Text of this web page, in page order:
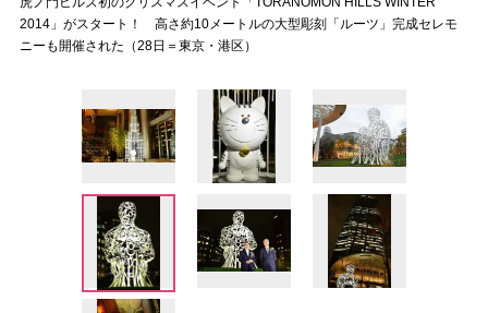
2014」がスタート！ 高さ約10メートルの大型彫刻「ルーツ」完成セレモ
ニーも開催された（28日＝東京・港区）